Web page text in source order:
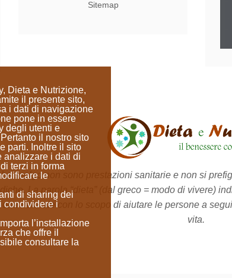
Dieta e Nutrizione,
il presente sito,
i dati di navigazione
pone in essere
degli utenti e
Pertanto il nostro sito
parti. Inoltre il sito
analizzare i dati di
terzi in forma
le
di sharing dei
condividere i
l’installazione
che offre il
consultare la
Sitemap
svolgo non sono prestazioni sanitarie e non si
La parola “dieta”
(dal greco = modo di vivere)
naturale con lo scopo di aiutare le persone a
vita.